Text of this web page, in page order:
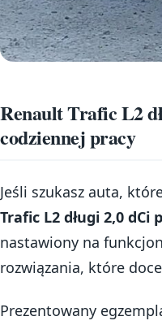
Renault Trafic L2
codziennej pracy
Jeśli szukasz auta,
Trafic L2 długi 2,0 dCi
nastawiony na
rozwiązania, które
Prezentowany